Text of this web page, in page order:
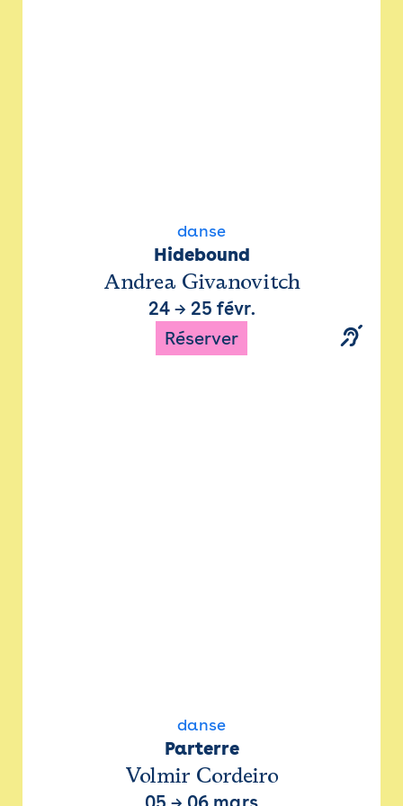
danse
Hidebound
Andrea Givanovitch
24→ 25 févr.
Réserver
danse
Parterre
Volmir Cordeiro